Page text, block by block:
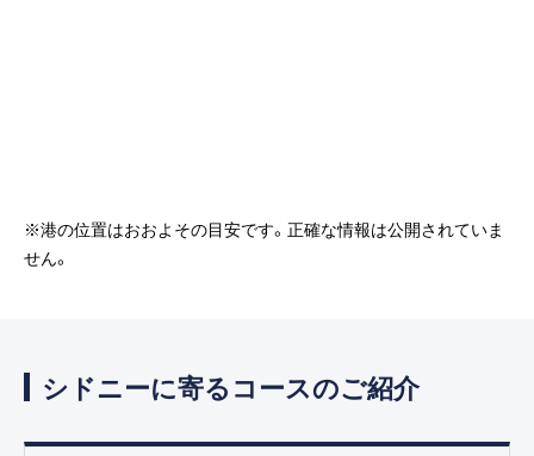
※港の位置はおおよその目安です。正確な情報は公開されていま
せん。
シドニーに寄るコースのご紹介